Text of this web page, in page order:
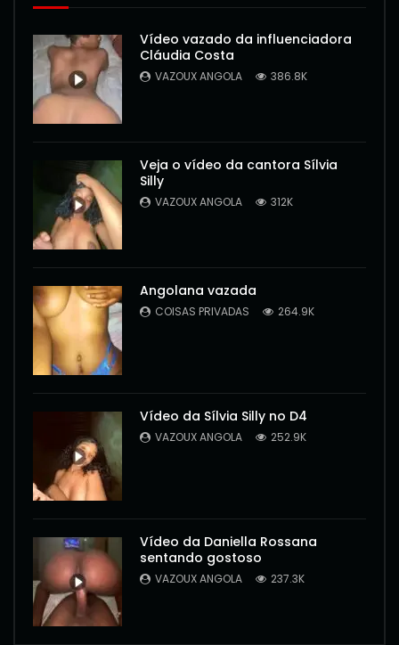
Vídeo vazado da influenciadora
Cláudia Costa
VAZOUX ANGOLA 386.8K
Veja o vídeo da cantora Sílvia
Silly
VAZOUX ANGOLA 312K
Angolana vazada
COISAS PRIVADAS 264.9K
Vídeo da Sílvia Silly no D4
VAZOUX ANGOLA 252.9K
Vídeo da Daniella Rossana
sentando gostoso
VAZOUX ANGOLA 237.3K